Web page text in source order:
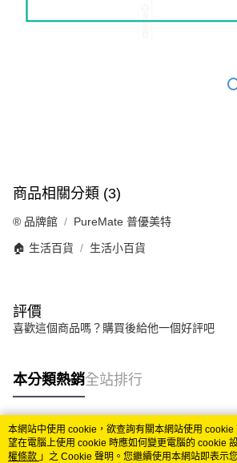
商品相關分類 (3)
®️ 品牌館 PureMate 普優美特
🏠 生活百貨 生活小百貨
評價
喜歡這個商品嗎？購買後給他一個好評吧
本分類熱銷全站排行
熱門標籤
本網站中使用 cookie，欲查詢有關本網站使用
望在電腦上使用 cookie 時應如何變更電腦的 cookie
權條款 」之 Cookie 聲明。您繼續使用本網站即表示